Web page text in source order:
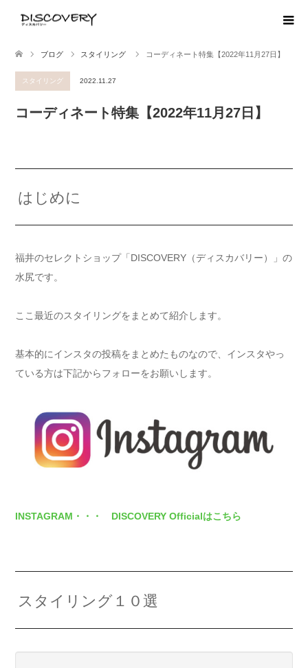
ブログ スタイリング コーディネート特集【2022年11月27日】
スタイリング 2022.11.27
コーディネート特集【2022年11月27日】
はじめに
福井のセレクトショップ「DISCOVERY（ディスカバリー）」の
水尻です。
ここ最近のスタイリングをまとめて紹介します。
基本的にインスタの投稿をまとめたものなので、インスタやっ
ている方は下記からフォローをお願いします。
INSTAGRAM・・・ DISCOVERY Officialはこちら
スタイリング１０選